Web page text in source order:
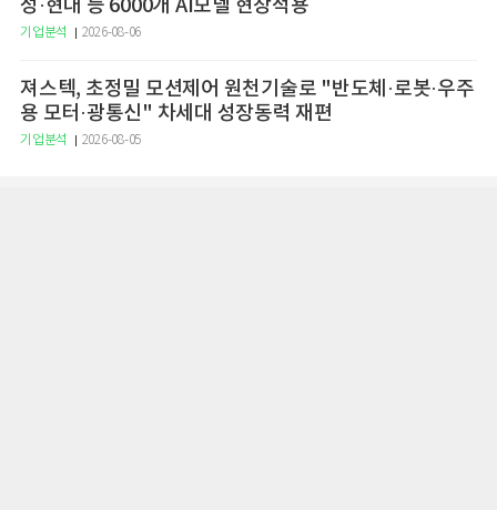
성·현대 등 6000개 AI모델 현장적용
기업분석 2026-08-06
져스텍, 초정밀 모션제어 원천기술로 "반도체·로봇·우주
용 모터·광통신" 차세대 성장동력 재편
기업분석 2026-08-05